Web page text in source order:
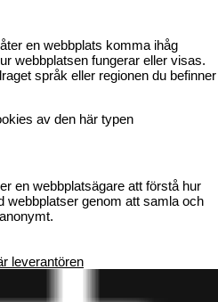
en webbplats komma ihåg
webbplatsen fungerar eller visas.
språk eller regionen du befinner
av den här typen
en webbplatsägare att förstå hur
webbplatser genom att samla och
leverantören